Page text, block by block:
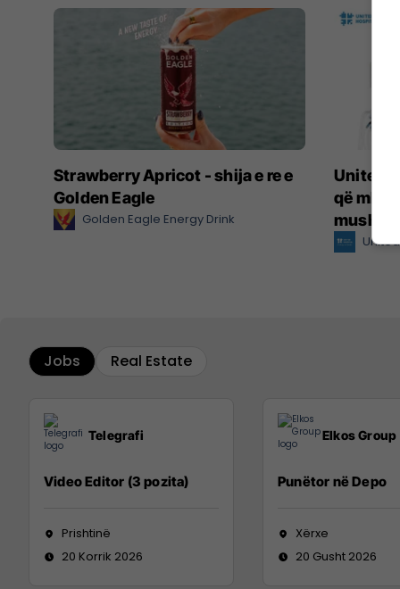
Strawberry Apricot - shija e re e
Golden Eagle
Golden Eagle Energy Drink
United
që
Jobs Real Estate
Telegrafi
Video Editor (3 pozita)
Prishtinë
20 Korrik 2026
Elkos Group
Punëtor në Depo
Xërxe
20 Gusht 2026